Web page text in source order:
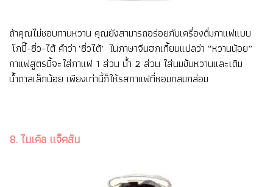
ถ้าคุณไม่ชอบทานหวาน คุณยังสามารถอร่อยกับเครื่องดื่มกาแฟแบบ
โกปี๊-ซิ่ว-ไต้ คำว่า ‘ซิ่วไต้’ ในภาษาจีนฮกเกี้ยนแปลว่า “หวานน้อย”
กาแฟสูตรนี้จะใส่กาแฟ 1 ส่วน น้ำ 2 ส่วน ใส่นมข้นหวานและเติม
น้ำตาลเล็กน้อย เพียงเท่านี้ก็ให้รสกาแฟที่หอมกลมกล่อม
8. ไมเคิล แจ็คสัน